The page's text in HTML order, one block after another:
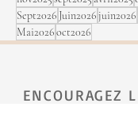
Sept2026 Juin2026juin2026
Mai2026oct2026
ENCOURAGEZ